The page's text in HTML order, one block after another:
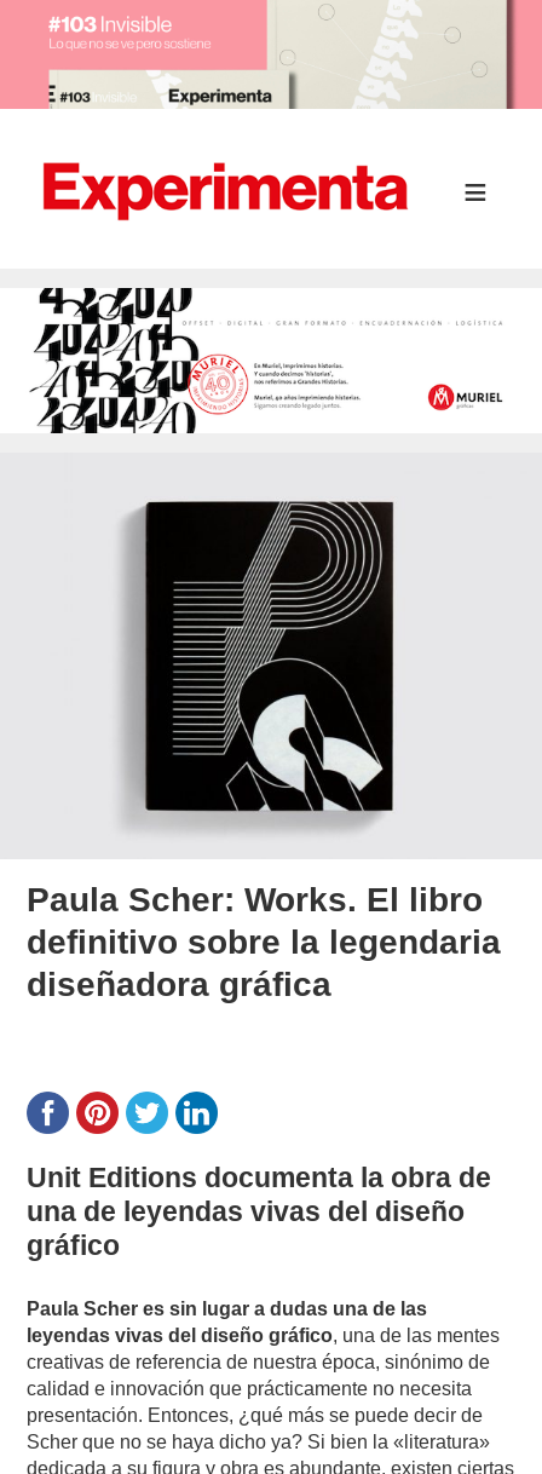
Paula Scher: Works. El libro
definitivo sobre la legendaria
diseñadora gráfica
Unit Editions documenta la obra de
una de leyendas vivas del diseño
gráfico
Paula Scher es sin lugar a dudas una de las
leyendas vivas del diseño gráfico, una de las mentes
creativas de referencia de nuestra época, sinónimo de
calidad e innovación que prácticamente no necesita
presentación. Entonces, ¿qué más se puede decir de
Scher que no se haya dicho ya? Si bien la «literatura»
dedicada a su figura y obra es abundante, existen ciertas